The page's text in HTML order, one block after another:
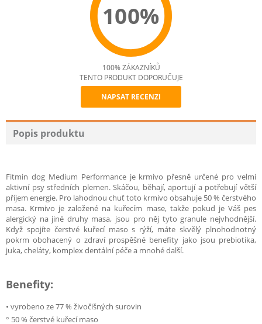
100%
Recommend
100% ZÁKAZNÍKŮ
TENTO PRODUKT DOPORUČUJE
NAPSAT RECENZI
Popis produktu
Fitmin dog Medium Performance je krmivo přesně určené pro velmi
aktivní psy středních plemen. Skáčou, běhají, aportují a potřebují větší
příjem energie. Pro lahodnou chuť toto krmivo obsahuje 50 % čerstvého
masa. Krmivo je založené na kuřecím mase, takže pokud je Váš pes
alergický na jiné druhy masa, jsou pro něj tyto granule nejvhodnější.
Když spojíte čerstvé kuřecí maso s rýží, máte skvělý plnohodnotný
pokrm obohacený o zdraví prospěšné benefity jako jsou prebiotika,
juka, cheláty, komplex dentální péče a mnohé další.
Benefity:
• vyrobeno ze 77 % živočišných surovin
° 50 % čerstvé kuřecí maso